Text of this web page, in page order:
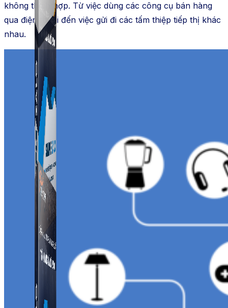
Simple Zalo
Hỗ trợ kết bạn, gửi tin nhắn chăm sóc khách hàng trên
Simple UID
Quét UID Facebook: UID profile, UID group, danh
sách tương tác
không thích hợp. Từ việc dùng các công cụ bán hàng
qua điện thoại đến việc gửi đi các tấm thiệp tiếp thị khác
nhau.